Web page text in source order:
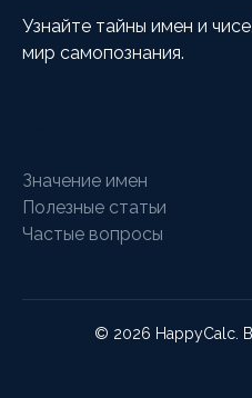
Узнайте тайны имен и
мир самопознания.
Значение имен
Полезные статьи
Частые вопросы
© 2026 HappyCalc.